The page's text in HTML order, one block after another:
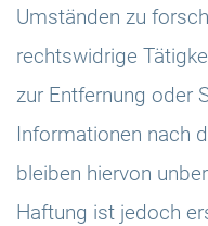
Umständen zu
rechtswidrige
zur Entfernung oder
Informationen nach
bleiben hiervon
Haftung ist jedoch